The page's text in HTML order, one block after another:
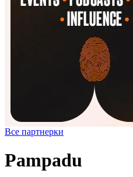
Все партнерки
Pampadu